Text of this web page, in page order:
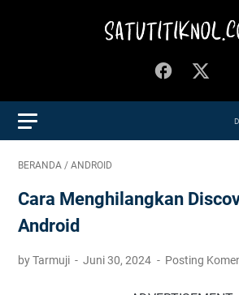
BERANDA / ANDROID
Cara Menghilangkan
Android
by Tarmuji Juni 30, 2024 Posting